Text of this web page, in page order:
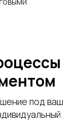
под ваш